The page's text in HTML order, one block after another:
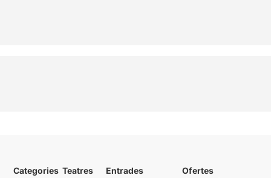
Categories Teatres
Entrades
Ofertes